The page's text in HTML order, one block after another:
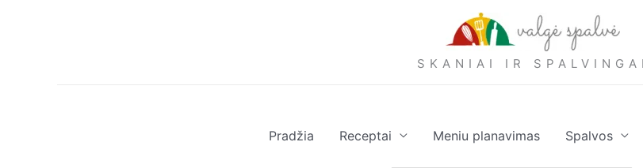
SKANIAI IR SPALVINGAI
Pradžia Receptai Meniu planavimas Spalvos